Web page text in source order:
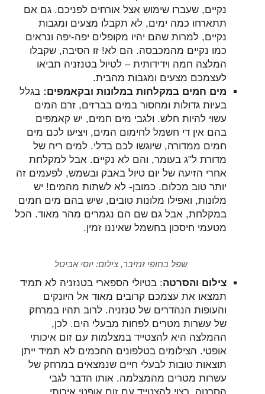
נקיים, שעברו שימוש אצל אורחים לפניכם. גם אם
תתארחו כמה ימים, לא תקבלו מצעים ומגבות
נקיים, למרות שהם יהיו מקופלים יפה-יפה ונראים
כמו נקיים מהמכבסה. הם לא! זו הסיבה, שקבלו
המלצה חמה וידידותית – לטיול בטנזניה תביאו
לעצמכם מצעים ומגבות מהבית.
מים חמים במקלחות במלונות ובקאמפים: בגלל
בעיות גדולות ומחסור במים בברזים, זרם המים
עשוי להיות חלש. ולגבי מים חמים, יש קאמפים
בהם אין די חשמל לחימום המים, ויציעו לכם מים
חמים ממדורה, שיוגשו לכם בדלי. למים ריח של
מדורת ל"ג בעומר, והם לא נקיים. אבל למקלחת
אחרי הזיעה של יום טיול באבק ובשמש, לפעמים זה
יותר טוב מכלום. כמובן- לא לשתות מהמים! יש
מלונות, ואפילו מלונות טובים, שיש בהם מים חמים
במקלחת, אבל גם שם הם נגמרים מהר מאוד. הכל
מטעמי חיסכון בחשמל שאיננו זמין.
שפל בחופי זנזיבר, צילום: יוסי אביטל
צילום והסרטה: בטיולי הספארי בטנזניה לא תמיד
תמצאו את עצמכם קרובים מאוד אל היונקים
והעופות הנהדרים של טנזניה. לרוב תהיו במרחק
של עשרות מטרים לפחות מבעלי הים. לכן,
ההמלצה היא להצטייד במצלמות עם זום איכותי
אופטי. הצילומים בטלפונים החכמים לא תמיד ייתן
תוצאות טובות לבעלי חיים שנמצאים במרחק של
עשרות מטרים מהמצלמה. אותו הדבר לגבי